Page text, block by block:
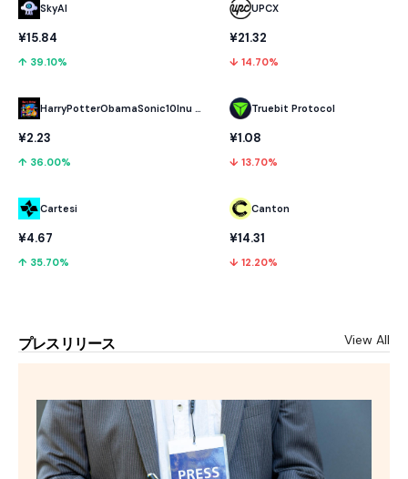
SkyAI
¥15.84
↑ 39.10%
HarryPotterObamaSonic10Inu (ETH)
¥2.23
↑ 36.00%
Cartesi
¥4.67
↑ 35.70%
UPCX
¥21.32
↓ 14.70%
Truebit Protocol
¥1.08
↓ 13.70%
Canton
¥14.31
↓ 12.20%
プレスリリース View All